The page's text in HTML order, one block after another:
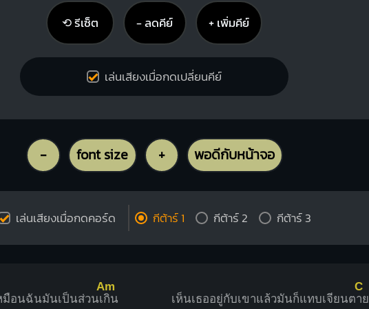
⟲ รีเซ็ต − ลดคีย์ + เพิ่มคีย์
เล่นเสียงเมื่อกดเปลี่ยนคีย์
- font size + พอดีกับหน้าจอ
เล่นเสียงเมื่อกดคอร์ด กีต้าร์ 1 กีต้าร์ 2 กีต้าร์ 3
มือนฉันมันเป็นส่วนเ
Am
กิน เห็นเธออยู่กับเขาแล้วมันก็แทบเจียนต
C
าย